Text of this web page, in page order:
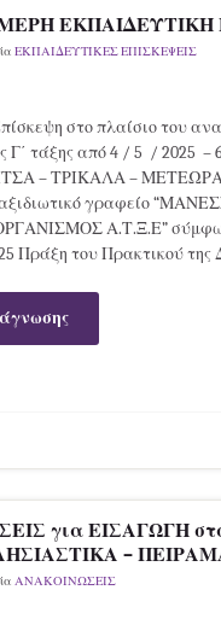
ΕΚΠΑΙΔΕΥΤΙΚΗ
ΕΚΠΑΙΔΕΥΤΙΚΕΣ ΕΠΙΣΚΕΨΕΙΣ
στο πλαίσιο του
Γ΄ τάξης από 4 / 5 / 2025 –
– ΤΡΙΚΑΛΑ –
γραφείο
Α.Τ.Ξ.Ε”
Πράξη του Πρακτικού της
για ΕΙΣΑΓΩΓΗ
–
ΑΝΑΚΟΙΝΩΣΕΙΣ